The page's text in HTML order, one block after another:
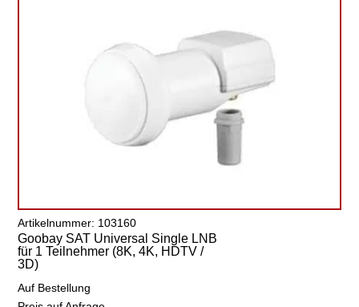
Artikelnummer: 103160
Goobay SAT Universal Single LNB
für 1 Teilnehmer (8K, 4K, HDTV /
3D)
Auf Bestellung